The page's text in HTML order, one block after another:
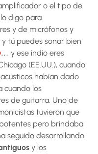
o el tipo de
digo para
y de micrófonos y
tú puedes sonar bien
… y ese indio eres
(EE.UU.), cuando
habían dado
cuando los
de guitarra. Uno de
tuvieron que
pero brindaba
seguido desarrollando
y los